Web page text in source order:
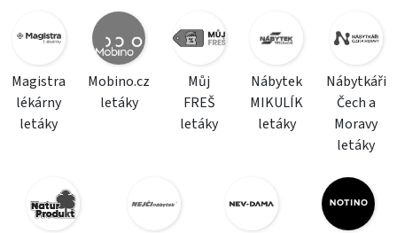
Magistra
lékárny
letáky
Mobino.cz
letáky
Můj
FREŠ
letáky
Nábytek
MIKULÍK
letáky
Nábytkáři
Čech a
Moravy
letáky